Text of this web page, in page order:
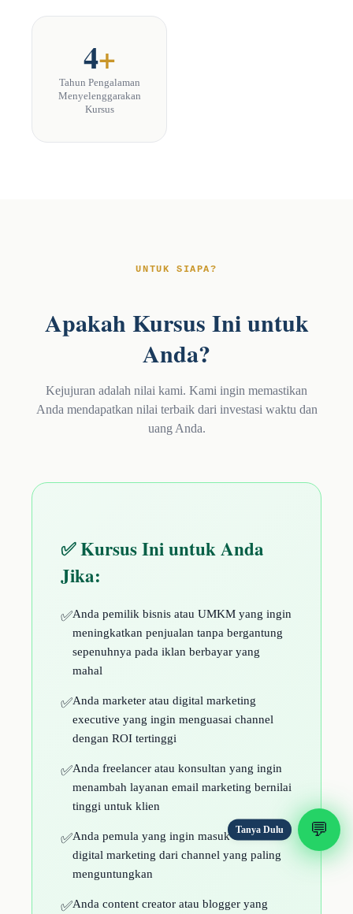
4+
Tahun Pengalaman
Menyelenggarakan
Kursus
UNTUK SIAPA?
Apakah Kursus Ini untuk
Anda?
Kejujuran adalah nilai kami. Kami ingin memastikan
Anda mendapatkan nilai terbaik dari investasi waktu dan
uang Anda.
✅ Kursus Ini untuk Anda
Jika:
✅Anda pemilik bisnis atau UMKM yang ingin
meningkatkan penjualan tanpa bergantung
sepenuhnya pada iklan berbayar yang
mahal
✅Anda marketer atau digital marketing
executive yang ingin menguasai channel
dengan ROI tertinggi
✅Anda freelancer atau konsultan yang ingin
menambah layanan email marketing bernilai
tinggi untuk klien
✅Anda pemula yang ingin masuk dunia
digital marketing dari channel yang paling
menguntungkan
✅Anda content creator atau blogger yang
💬
Tanya Dulu